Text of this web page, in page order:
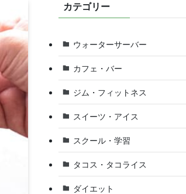
カテゴリー
ウォーターサーバー
カフェ・バー
ジム・フィットネス
スイーツ・アイス
スクール・学習
タコス・タコライス
ダイエット